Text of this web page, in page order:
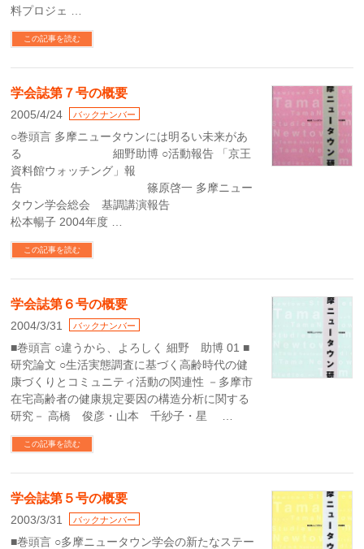
料プロジェ …
この記事を読む
学会誌第７号の概要
2005/4/24 バックナンバー
○巻頭言 多摩ニュータウンには明るい未来があ
る 細野助博 ○活動報告 「京王
資料館ウォッチング」報
告 篠原啓一 多摩ニュー
タウン学会総会 基調講演報告
松本暢子 2004年度 …
この記事を読む
学会誌第６号の概要
2004/3/31 バックナンバー
■巻頭言 ○違うから、よろしく 細野 助博 01 ■
研究論文 ○生活実態調査に基づく高齢時代の健
康づくりとコミュニティ活動の関連性 －多摩市
在宅高齢者の健康規定要因の構造分析に関する
研究－ 高橋 俊彦・山本 千紗子・星 …
この記事を読む
学会誌第５号の概要
2003/3/31 バックナンバー
■巻頭言 ○多摩ニュータウン学会の新たなステー